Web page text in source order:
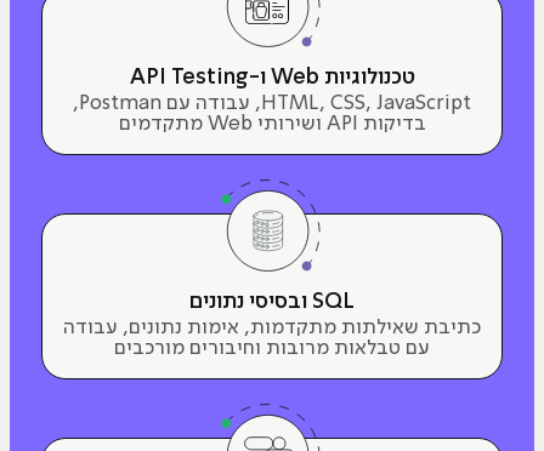
טכנולוגיות Web ו-API Testing
HTML, CSS, JavaScript, עבודה עם Postman,
בדיקות API ושירותי Web מתקדמים
SQL ובסיסי נתונים
כתיבת שאילתות מתקדמות, אימות נתונים, עבודה
עם טבלאות מרובות וחיבורים מורכבים